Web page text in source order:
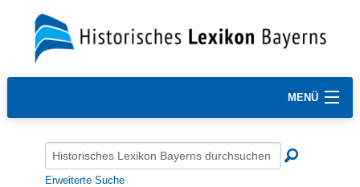
MENÜ
Erweiterte Suche